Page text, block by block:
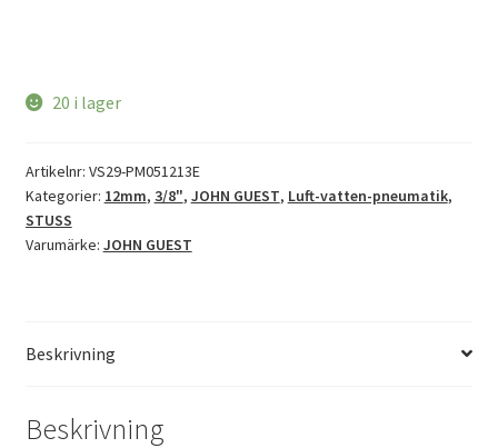
20 i lager
Artikelnr: VS29-PM051213E
Kategorier: 12mm, 3/8", JOHN GUEST, Luft-vatten-pneumatik,
STUSS
Varumärke: JOHN GUEST
Beskrivning
Beskrivning